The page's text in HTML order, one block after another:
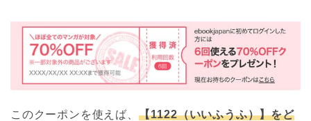
このクーポンを使えば、 【1122（いいふうふ）】をど